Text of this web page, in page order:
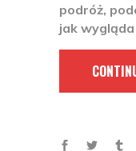
podróż,
jak